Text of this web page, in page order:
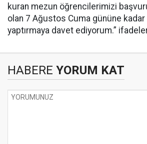
kuran mezun öğrencilerimizi
olan 7 Ağustos Cuma gününe kadar
yaptırmaya davet ediyorum.”
HABERE YORUM KAT